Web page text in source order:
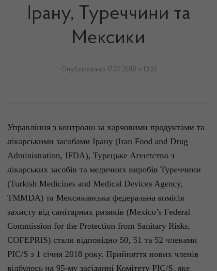
Ірану, Туреччини та
Мексики
Опубліковано 17.07.2018 о 13:21
Управління з контролю за харчовими продуктами та
лікарськими засобами Ірану (Iran Food and Drug
Administration, IFDA), Турецьке Агентство з
лікарських засобів та медичних виробів Туреччини
(Turkish Medicines and Medical Devices Agency,
TMMDA) та Мексиканська федеральна комісія
захисту від санітарних ризиків (Mexico’s Federal
Commission for the Protection from Sanitary Risks,
COFEPRIS) стали відповідно 50, 51 та 52 членами
PIC/S з 1 січня 2018 року. Прийняття нових членів
відбулось на 95-му засіданні Комітету PIC/S, яке